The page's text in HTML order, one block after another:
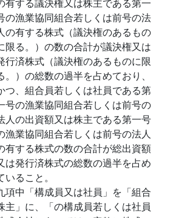
の漁業協同組合若しくは前号の法
の有する株式（議決権のあるもの
限る。）の数の合計が議決権又は
行済株式（議決権のあるものに限
。）の総数の過半を占めており、
つ、組合員若しくは社員である第
号の漁業協同組合若しくは前号の
人の出資額又は株主である第一号
漁業協同組合若しくは前号の法人
有する株式の数の合計が総出資額
は発行済株式の総数の過半を占め
いること。
項中「構成員又は社員」を「組合
主」に、「の構成員若しくは社員